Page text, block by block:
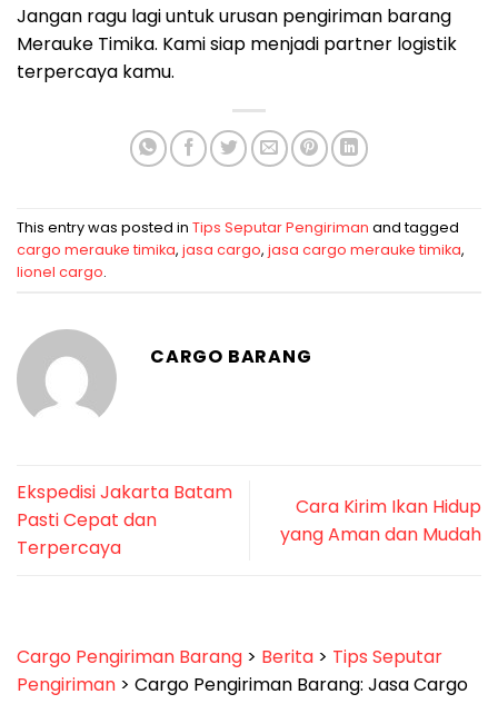
Jangan ragu lagi untuk urusan pengiriman barang
Merauke Timika. Kami siap menjadi partner logistik
terpercaya kamu.
This entry was posted in Tips Seputar Pengiriman and tagged
cargo merauke timika, jasa cargo, jasa cargo merauke timika,
lionel cargo.
CARGO BARANG
Ekspedisi Jakarta Batam
Pasti Cepat dan
Terpercaya
Cara Kirim Ikan Hidup
yang Aman dan Mudah
Cargo Pengiriman Barang > Berita > Tips Seputar
Pengiriman > Cargo Pengiriman Barang: Jasa Cargo